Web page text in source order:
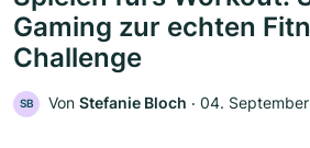
Gaming zur echten
Challenge
SB Von Stefanie Bloch ‧ 04.